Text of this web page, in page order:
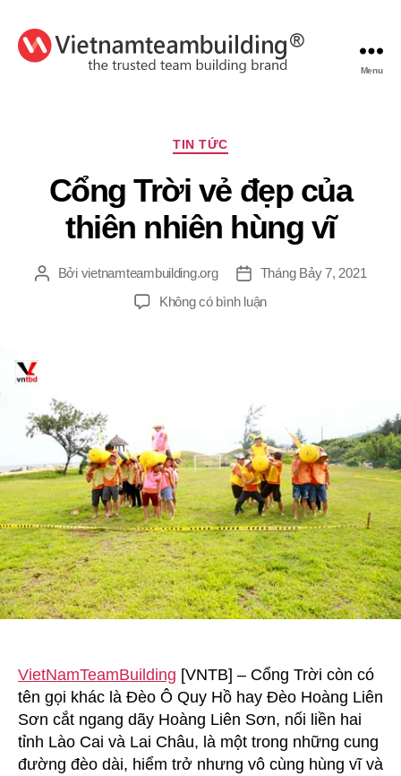
Menu
Chuyên
TIN TỨC
Cổng Trời vẻ đẹp của
thiên nhiên hùng vĩ
TácBởi vietnamteambuilding.org
Ngày
đăng
Tháng Bảy 7, 2021
Không có bình luậnở
nhiên
hùng
vĩ
VietNamTeamBuilding [VNTB] – Cổng Trời còn có
tên gọi khác là Đèo Ô Quy Hồ hay Đèo Hoàng Liên
Sơn cắt ngang dãy Hoàng Liên Sơn, nối liền hai
tỉnh Lào Cai và Lai Châu, là một trong những cung
đường đèo dài, hiểm trở nhưng vô cùng hùng vĩ và